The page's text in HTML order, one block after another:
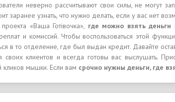
неверно рассчитывают свои силы, не могут
заранее узнать, что нужно делать, если у вас нет
«Ваша Готівочка», где можно взять деньги
и комиссий. Чтобы воспользоваться этой
в то отделение, где был выдан кредит. Давайте
клиентов и всегда готовы вас выслушать.
мышки. Если вам срочно нужны деньги, где